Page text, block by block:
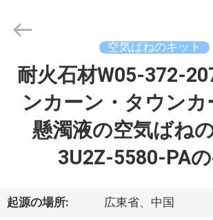
家
ク
2026
GUANGZHOU
空気ばねのキット
耐火石材W05-372-
ンカーン・タウンカ
懸濁液の空気ばね
3U2Z-5580-PA
起源の場所: 広東省、中国